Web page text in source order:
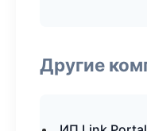
Другие